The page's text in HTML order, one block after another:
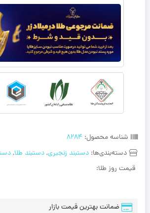
شناسه محصول: 8284
دسته‌بندی‌ها: دستبند زنجیری,دستبند طلا,
قیمت روز طلا:
ضمانت بهترین قیمت بازار